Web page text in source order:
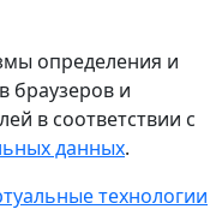
определения и
браузеров и
в соответствии с
данных.
технологии